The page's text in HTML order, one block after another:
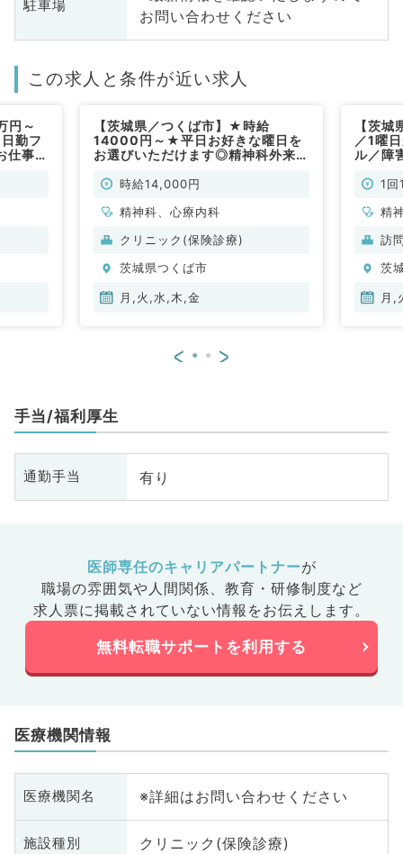
駐車場
お問い合わせください
この求人と条件が近い求人
円～
勤フ
仕事で
【茨城県／つくば市】★時給
14000円～★平日お好きな曜日を
お選びいただけます◎精神科外来／
相談可能です（精神科／非常勤）
時給14,000円
精神科、心療内科
クリニック(保険診療)
茨城県つくば市
月,火,水,木,金
【茨
／1曜
ル／障
1
精
訪
茨
月,
< >
手当/福利厚生
通勤手当 有り
医師専任のキャリアパートナーが
職場の雰囲気や人間関係、 教育・研修制度など
求人票に掲載されていない情報をお伝えします。
無料転職サポートを利用する
医療機関情報
医療機関名 ※詳細はお問い合わせください
施設種別 クリニック(保険診療)